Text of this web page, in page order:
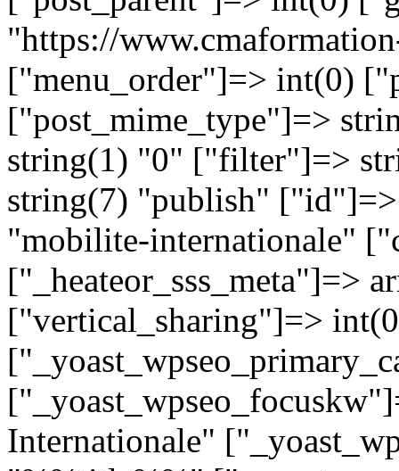
"https://
["menu_order"]=> int(0)
["post_mime_type"]=>
string(1) "0" ["filter"]=>
string(7) "publish"
"mobilite-internationale"
["_heateor_sss_meta"]=>
["vertical_sharing"]=>
Internationale"